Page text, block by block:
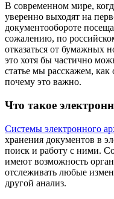
В современном мире,
уверенно выходят на
документообороте
сожалению, по
отказаться от бумажных
это хотя бы частично
статье мы расскажем,
почему это важно.
Что такое
Системы электронного
хранения документов в
поиск и работу с ними.
имеют возможность
отслеживать любые
другой анализ.